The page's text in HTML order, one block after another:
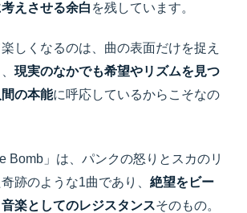
えさせる余白 を残しています。
しくなるのは、曲の表面だけを捉え
現実のなかでも希望やリズムを見つ
の本能に呼応しているからこそなの
Bomb」は、パンクの怒りとスカのリ
跡のような1曲であり、 絶望をビー
音楽としてのレジスタンスそのもの。